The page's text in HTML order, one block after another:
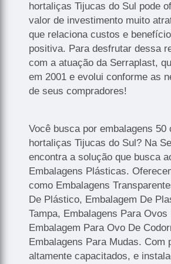
hortaliças Tijucas do Sul pode
valor de investimento muito
que relaciona custos e
positiva. Para desfrutar dessa
com a atuação da Serraplast,
em 2001 e evolui conforme as
de seus compradores!
Você busca por embalagens 50
hortaliças Tijucas do Sul? Na
encontra a solução que busca
Embalagens Plásticas.
como Embalagens
De Plástico, Embalagem De
Tampa, Embalagens Para Ovos
Embalagem Para Ovo De
Embalagens Para Mudas. Com
altamente capacitados, e